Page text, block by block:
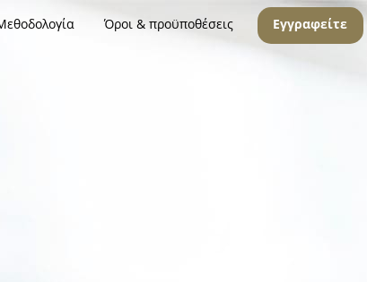
Όροι & προϋποθέσεις Εγγραφείτε